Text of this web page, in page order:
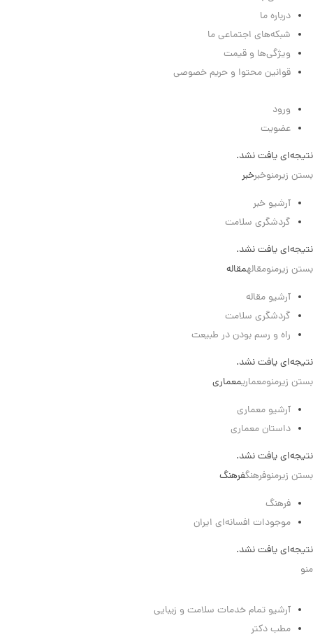
درباره ما
شبکه‌های اجتماعی ما
ویژگی‌ها و قیمت
قوانین محتوا و حریم خصوصی
ورود
عضویت
نتیجه‌ای یافت نشد.
بستن زیرمنوخبرخبر
آرشیو خبر
گردشگری سلامت
نتیجه‌ای یافت نشد.
بستن زیرمنومقالهمقاله
آرشیو مقاله
گردشگری سلامت
راه و رسم بودن در طبیعت
نتیجه‌ای یافت نشد.
بستن زیرمنومعماریمعماری
آرشیو معماری
داستان معماری
نتیجه‌ای یافت نشد.
بستن زیرمنوفرهنگفرهنگ
فرهنگ
موجودات افسانه‌ای ایران
نتیجه‌ای یافت نشد.
منو
آرشیو تمام خدمات سلامت و زیبایی
مطب دکتر